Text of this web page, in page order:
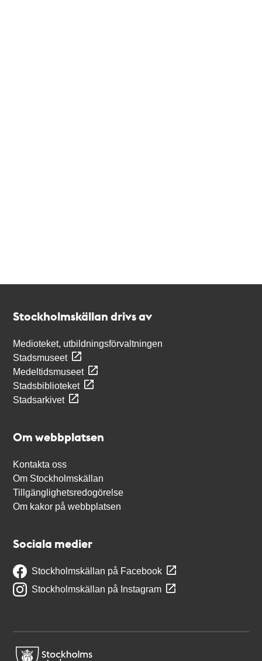
Stockholmskällan drivs av
Medioteket, utbildningsförvaltningen
Stadsmuseet
Medeltidsmuseet
Stadsbiblioteket
Stadsarkivet
Om webbplatsen
Kontakta oss
Om Stockholmskällan
Tillgänglighetsredogörelse
Om kakor på webbplatsen
Sociala medier
Stockholmskällan på Facebook
Stockholmskällan på Instagram